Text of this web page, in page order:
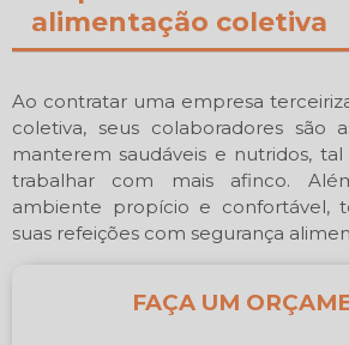
alimentação coletiva
Ao contratar uma empresa
coletiva, seus colaboradores são
manterem saudáveis e nutridos,
trabalhar com mais afinco.
ambiente propício e confortável,
suas refeições com segurança
FAÇA UM